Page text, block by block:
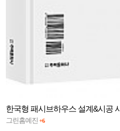
한국형 패시브하우스 설계&시공
그린홈예진 +6